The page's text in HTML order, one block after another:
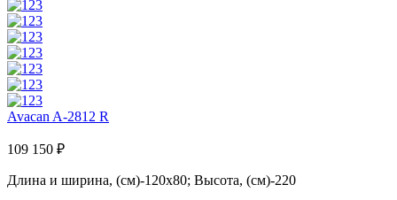
Avacan A-2812 R
109 150 ₽
Длина и ширина, (см)-120x80; Высота, (см)-220